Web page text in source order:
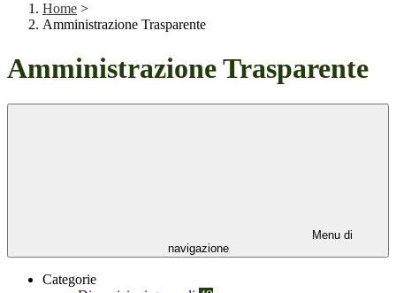
Home >
Amministrazione Trasparente
Amministrazione Trasparente
Menu di
navigazione
Categorie